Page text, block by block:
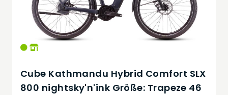
Cube Kathmandu Hybrid Comfort SLX
800 nightsky'n'ink Größe: Trapeze 46